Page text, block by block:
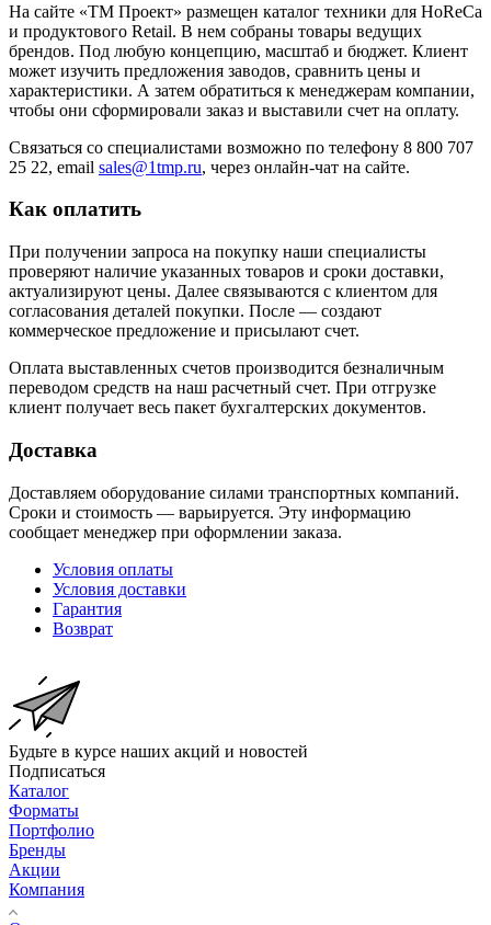
На сайте «ТМ Проект» размещен каталог техники для HoReCa
и продуктового Retail. В нем собраны товары ведущих
брендов. Под любую концепцию, масштаб и бюджет. Клиент
может изучить предложения заводов, сравнить цены и
характеристики. А затем обратиться к менеджерам компании,
чтобы они сформировали заказ и выставили счет на оплату.
Связаться со специалистами возможно по телефону 8 800 707
25 22, email sales@1tmp.ru, через онлайн-чат на сайте.
Как оплатить
При получении запроса на покупку наши специалисты
проверяют наличие указанных товаров и сроки доставки,
актуализируют цены. Далее связываются с клиентом для
согласования деталей покупки. После — создают
коммерческое предложение и присылают счет.
Оплата выставленных счетов производится безналичным
переводом средств на наш расчетный счет. При отгрузке
клиент получает весь пакет бухгалтерских документов.
Доставка
Доставляем оборудование силами транспортных компаний.
Сроки и стоимость — варьируется. Эту информацию
сообщает менеджер при оформлении заказа.
Условия оплаты
Условия доставки
Гарантия
Возврат
Будьте в курсе наших акций и новостей
Подписаться
Каталог
Форматы
Портфолио
Бренды
Акции
Компания